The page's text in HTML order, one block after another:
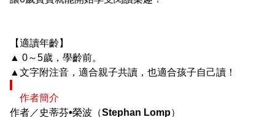
【適讀年齡】
▲ 0～5歲，學齡前。
▲文字附注音，適合親子共讀，也適合孩子自己讀！
作者簡介
作者／史蒂芬•榮波（Stephan Lomp）